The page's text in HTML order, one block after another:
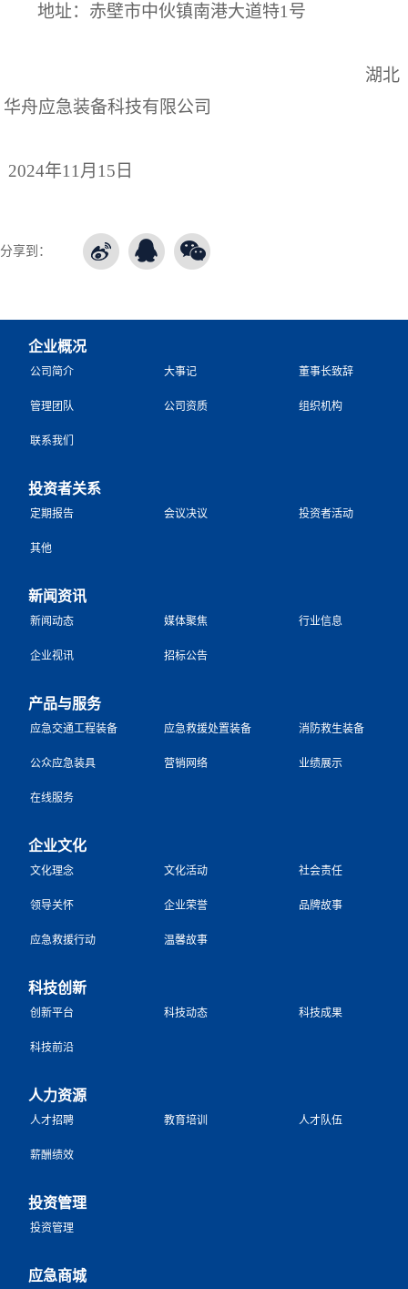
地址：赤壁市中伙镇南港大道特1 号
湖北
华舟应急装备科技有限公司
2024年11月15日
分享到：
企业概况
公司简介 大事记 董事长致辞
管理团队 公司资质 组织机构
联系我们
投资者关系
定期报告 会议决议 投资者活动
其他
新闻资讯
新闻动态 媒体聚焦 行业信息
企业视讯 招标公告
产品与服务
应急交通工程装备 应急救援处置装备 消防救生装备
公众应急装具 营销网络 业绩展示
在线服务
企业文化
文化理念 文化活动 社会责任
领导关怀 企业荣誉 品牌故事
应急救援行动 温馨故事
科技创新
创新平台 科技动态 科技成果
科技前沿
人力资源
人才招聘 教育培训 人才队伍
薪酬绩效
投资管理
投资管理
应急商城